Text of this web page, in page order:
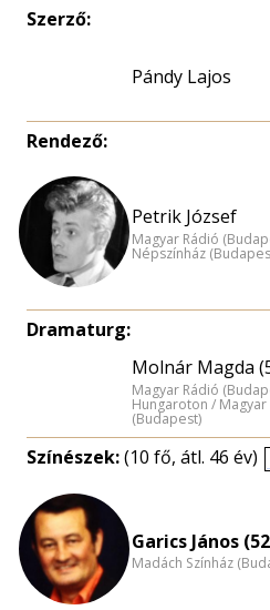
Szerző:
Pándy Lajos
Rendező:
Petrik József
Magyar Rádió
Népszínház
Dramaturg:
Molnár Magda
Magyar Rádió
Hungaroton /
(Budapest)
Színészek:(10 fő, átl. 46 év)
Garics János
Madách Színház